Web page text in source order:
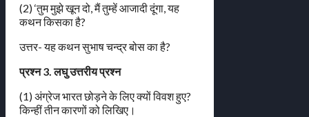
(2) ‘तुम मुझे खून दो, मैं तुम्हें आजादी दूंगा, यह
कथन किसका है?
उत्तर- यह कथन सुभाष चन्द्र बोस का है?
प्रश्न 3. लघु उत्तरीय प्रश्न
(1) अंग्रेज भारत छोड़ने के लिए क्यों विवश हुए?
किन्हीं तीन कारणों को लिखिए।